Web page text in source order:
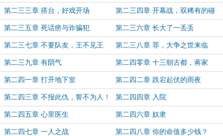
第二三三章 搭台，好戏开场 第二三四章 开幕战，双稀有的碰
撞！
第二三五章 死话痨与诈骗犯 第二三六章 长大了一丢丢
第二三七章 不要队友，王不见王 第二三八章 罪，大争之世来临
第二三九章 有阴气 第二四零章 十三朝古都，蒋家
第二四一章 打开地下室 第二四二章 跌宕起伏的雨夜
第二四三章 不报此仇，誓不为人！ 第二四四章 入院
第二四五章 心里医生 第二四六章 奴隶
第二四七章 一人之战 第二四八章 你的命值多少钱？